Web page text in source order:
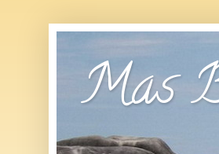
Mas